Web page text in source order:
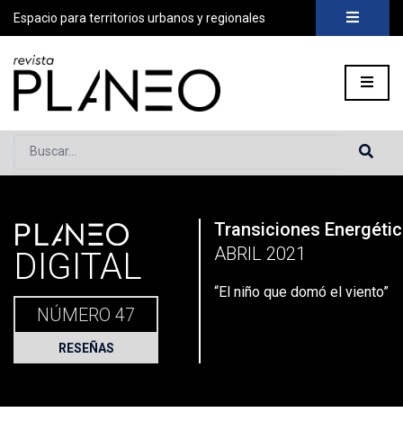
Espacio para territorios urbanos y regionales
Buscar...
Portada» Planeo Hoy Planeo Digital»PLANEO 47 |
PLANEO
DIGITAL
NÚMERO 47
RESEÑAS
Transiciones
ABRIL 2021
“El niño que domó el viento”